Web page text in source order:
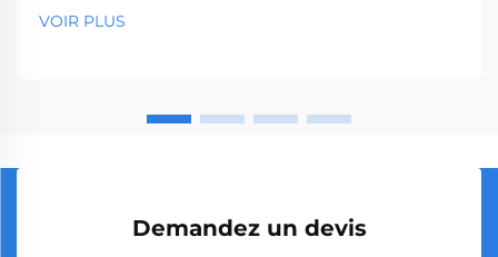
quincailleries aux sociétés de construction. Avec la
VOIR PLUS
Demandez un devis